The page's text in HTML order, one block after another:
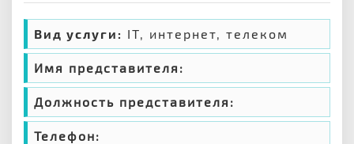
Вид услуги: IT, интернет, телеком
Имя представителя:
Должность представителя:
Телефон: